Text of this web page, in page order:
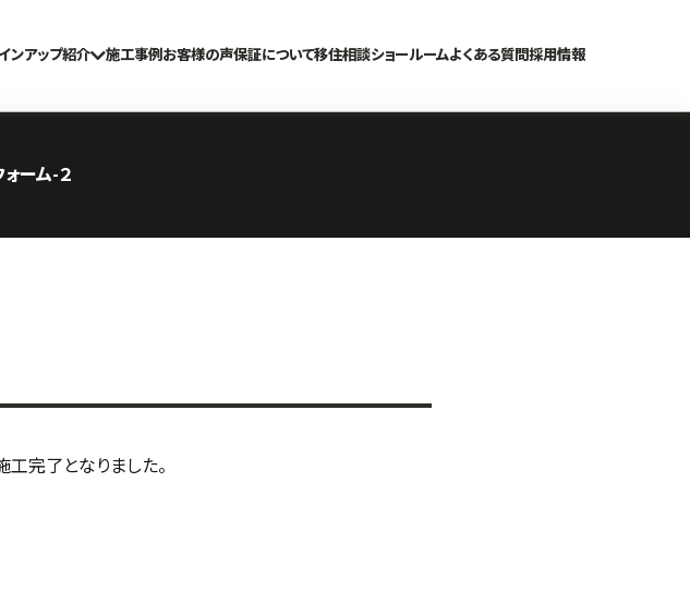
ンアップ紹介 施工事例 お客様の声保証について移住相談ショールームよくある質問採用情報
ーム-２
工完了となりました。